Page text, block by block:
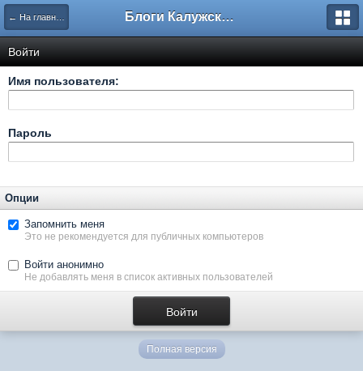
← На главную Блоги Калужского перекрестка
Войти
Имя пользователя:
Пароль
Опции
Запомнить меня
Это не рекомендуется для публичных компьютеров
Войти анонимно
Не добавлять меня в список активных пользователей
Полная версия